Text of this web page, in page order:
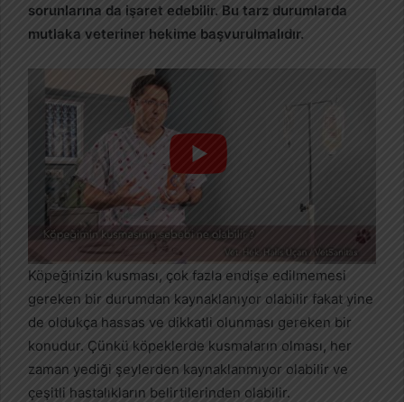
t
a
ö
n
d
e
r
m
e
k
sorunlarına da işaret edebilir. Bu tarz durumlarda
mutlaka veteriner hekime başvurulmalıdır.
Köpeğinizin kusması, çok fazla endişe edilmemesi
gereken bir durumdan kaynaklanıyor olabilir fakat yine
de oldukça hassas ve dikkatli olunması gereken bir
konudur. Çünkü köpeklerde kusmaların olması, her
zaman yediği şeylerden kaynaklanmıyor olabilir ve
çeşitli hastalıkların belirtilerinden olabilir.